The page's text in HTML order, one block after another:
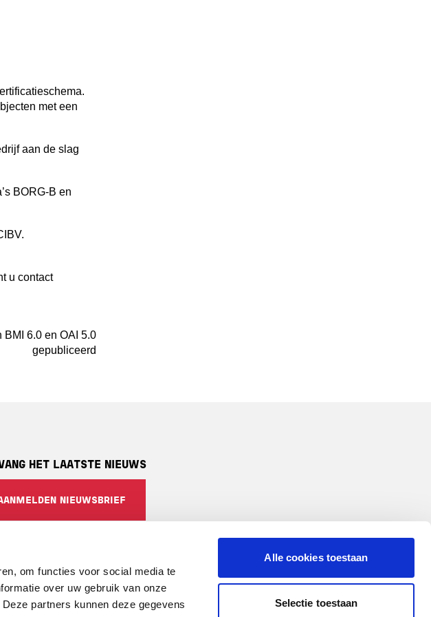
om functies voor social media te
over uw gebruik van onze
partners kunnen deze gegevens
Alle cookies toestaan
Selectie toestaan
met een
aan de slag
BORG-B en
u contact
6.0 en OAI 5.0
gepubliceerd
HET LAATSTE NIEUWS
NIEUWSBRIEF